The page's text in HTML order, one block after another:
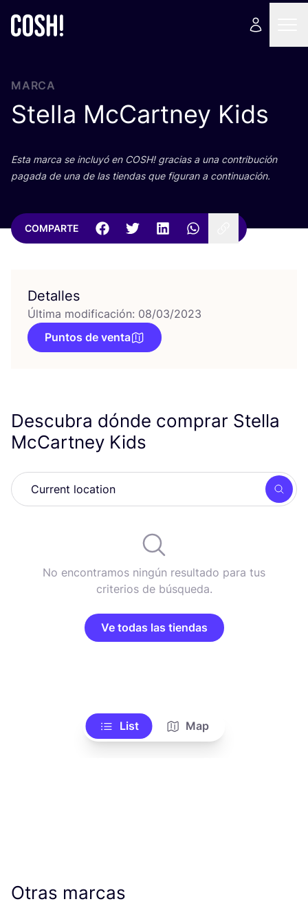
MARCA
Stella McCartney Kids
Esta mar­ca se inclu­yó en COSH! gra­cias a una con­tri­bu­ción
paga­da de una de las tien­das que figu­ran a continuación.
COMPARTE
Detalles
Última modificación: 08/03/2023
Puntos de venta
Descubra dónde comprar Stella
McCartney Kids
No encontramos ningún resultado para tus
criterios de búsqueda.
Ve todas las tiendas
List Map
Otras marcas